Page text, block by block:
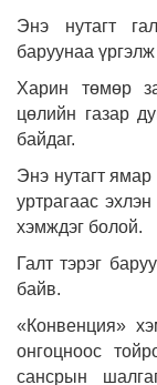
Энэ нутагт
баруунаа
Харин төмөр
цөлийн газар
байдаг.
Энэ нутагт ямар
уртрагаас
хэмждэг болой.
Галт тэрэг
байв.
«Конвенция»
онгоцноос
сансрын